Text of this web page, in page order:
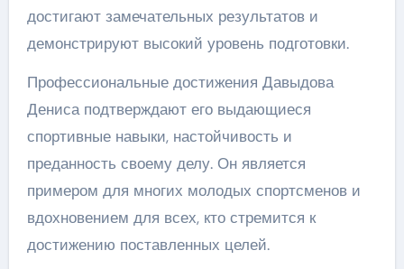
достигают замечательных результатов и
демонстрируют высокий уровень подготовки.
Профессиональные достижения Давыдова
Дениса подтверждают его выдающиеся
спортивные навыки, настойчивость и
преданность своему делу. Он является
примером для многих молодых спортсменов и
вдохновением для всех, кто стремится к
достижению поставленных целей.